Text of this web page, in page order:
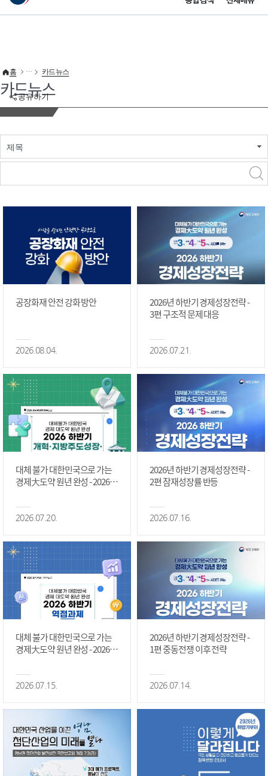
이 누리집은 대한민국 공식 전자정부 누리집입니다.
공유하기
홈 카드뉴스
카드뉴스
제목
공장화재 안전 강화 방안
2026.08.04.
2026년 하반기 경제성장전략 -
3편 구조적 문제 대응
2026.07.21.
대체 불가 대한민국으로 가는
경제大도약 원년 완성 - 2026 하
정상화 #2편
2026.07.20.
2026년 하반기 경제성장전략 -
2편 잠재성장률 반등
2026.07.16.
대체 불가 대한민국으로 가는
경제大도약 원년 완성 - 2026 하
2026.07.15.
2026년 하반기 경제성장전략 -
1편 중동전쟁 이후 전략
2026.07.14.